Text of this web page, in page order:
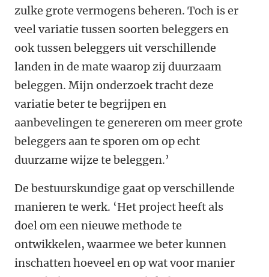
zulke grote vermogens beheren. Toch is er
veel variatie tussen soorten beleggers en
ook tussen beleggers uit verschillende
landen in de mate waarop zij duurzaam
beleggen. Mijn onderzoek tracht deze
variatie beter te begrijpen en
aanbevelingen te genereren om meer grote
beleggers aan te sporen om op echt
duurzame wijze te beleggen.’
De bestuurskundige gaat op verschillende
manieren te werk. ‘Het project heeft als
doel om een nieuwe methode te
ontwikkelen, waarmee we beter kunnen
inschatten hoeveel en op wat voor manier